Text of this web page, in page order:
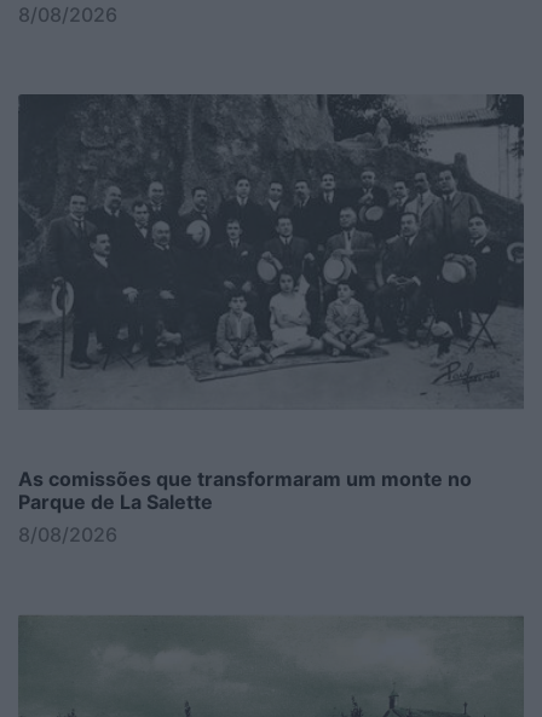
8/08/2026
As comissões que transformaram um monte no
Parque de La Salette
8/08/2026